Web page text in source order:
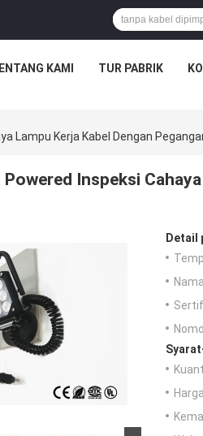
KAMI TUR PABRIK
Lampu Kerja Kabel Dengan
Powered Inspeksi
Detail